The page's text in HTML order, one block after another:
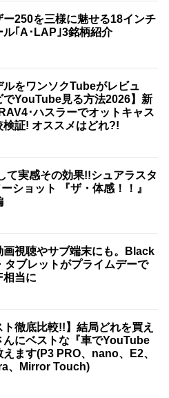
ー250を三様に魅せる18インチ
ル｢A･LAP｣3銘柄紹介
ルをワンソクTubeがレビュ
でYouTube見る方法2026】新
･ハスラーでオットキャス
検証! オススメはどれ?!
て実感その効果!!シュアラスタ
ショット 『ザ・体感！！』
画視聴やサブ端末にも。Black
タブレットがプライムデーで
相当に
ト徹底比較!!】結局どれを買え
んにベストな『車でYouTube
ます(P3 PRO、nano、E2、
、Mirror Touch)